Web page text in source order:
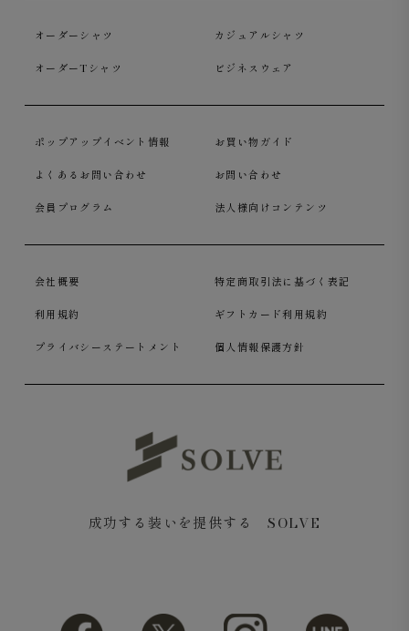
オーダーシャツ カジュアルシャツ
オーダーTシャツ ビジネスウェア
ポップアップイベント情報 お買い物ガイド
よくあるお問い合わせ お問い合わせ
会員プログラム 法人様向けコンテンツ
会社概要 特定商取引法に基づく表記
利用規約 ギフトカード利用規約
プライバシーステートメント 個人情報保護方針
成功する装いを提供する SOLVE